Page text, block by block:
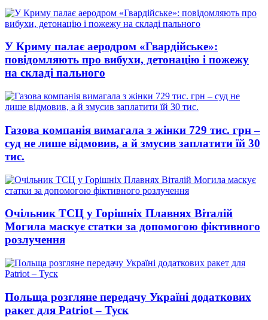
У Криму палає аеродром «Гвардійське»:
повідомляють про вибухи, детонацію і пожежу
на складі пального
Газова компанія вимагала з жінки 729 тис. грн –
суд не лише відмовив, а й змусив заплатити їй 30
тис.
Очільник ТСЦ у Горішніх Плавнях Віталій
Могила маскує статки за допомогою фіктивного
розлучення
Польща розгляне передачу Україні додаткових
ракет для Patriot – Туск